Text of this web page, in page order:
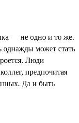
— не одно и то же.
однажды может стать
Люди
предпочитая
Да и быть